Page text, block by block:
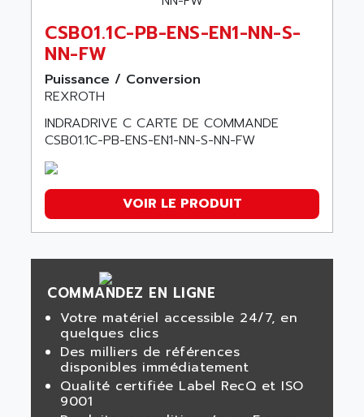
CSB01.1C-PB-ENS-EN1-NN-S-
NN-FW
Puissance / Conversion
REXROTH
INDRADRIVE C CARTE DE COMMANDE
CSB01.1C-PB-ENS-EN1-NN-S-NN-FW
VOIR LE PRODUIT
COMMANDEZ EN LIGNE
Votre matériel accessible 24/7, en
quelques clics
Des milliers de références
disponibles immédiatement
Qualité certifiée Label RecQ et ISO
9001